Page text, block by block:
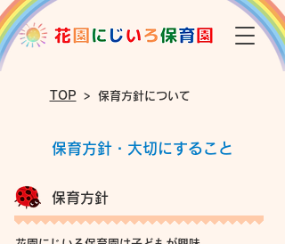
​TOP > 保育方針について
保育方針・大切にすること
保育方針